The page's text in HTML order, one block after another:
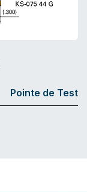
Pointe de Test